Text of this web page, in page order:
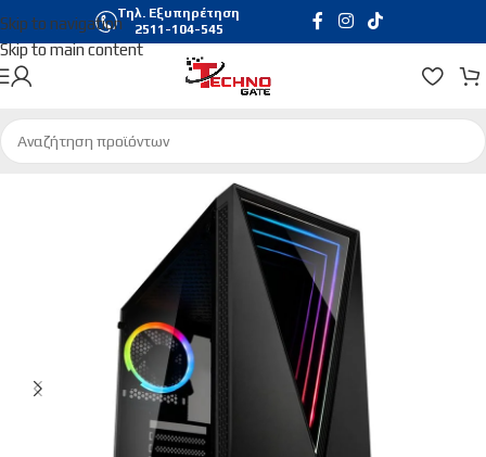
Skip to navigation
Skip to main content
Τηλ. Εξυπηρέτηση
2511-104-545
Αρχική σελίδα/Hardware & Software/Pc Cases